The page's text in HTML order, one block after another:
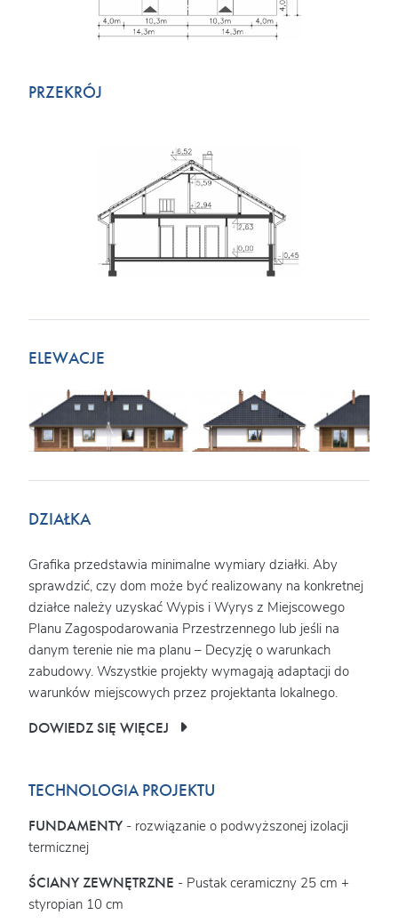
PRZEKRÓJ
ELEWACJE
DZIAŁKA
Grafika przedstawia minimalne wymiary działki. Aby
sprawdzić, czy dom może być realizowany na konkretnej
działce należy uzyskać Wypis i Wyrys z Miejscowego
Planu Zagospodarowania Przestrzennego lub jeśli na
danym terenie nie ma planu – Decyzję o warunkach
zabudowy. Wszystkie projekty wymagają adaptacji do
warunków miejscowych przez projektanta lokalnego.
DOWIEDZ SIĘ WIĘCEJ
TECHNOLOGIA PROJEKTU
FUNDAMENTY - rozwiązanie o podwyższonej izolacji
termicznej
ŚCIANY ZEWNĘTRZNE - Pustak ceramiczny 25 cm +
styropian 10 cm